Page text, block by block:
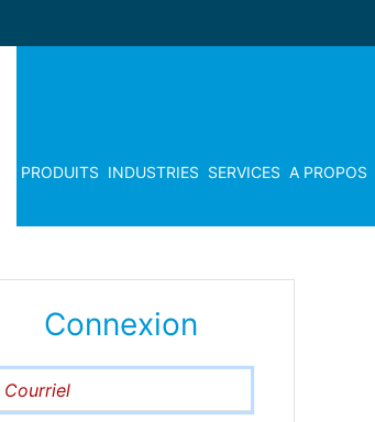
PRODUITS INDUSTRIES SERVICES A PROPOS
Connexion
Courriel